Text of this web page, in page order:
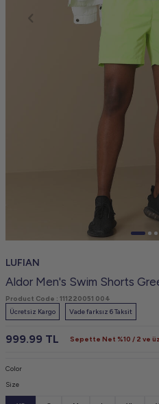
LUFIAN
Aldor Men's Swim Shorts
Product Code : 111220051 004
Ücretsiz Kargo
Vade farksız 6 Taksit
999.99 TL Sepette Net %10 / 2 ve
Color
Size